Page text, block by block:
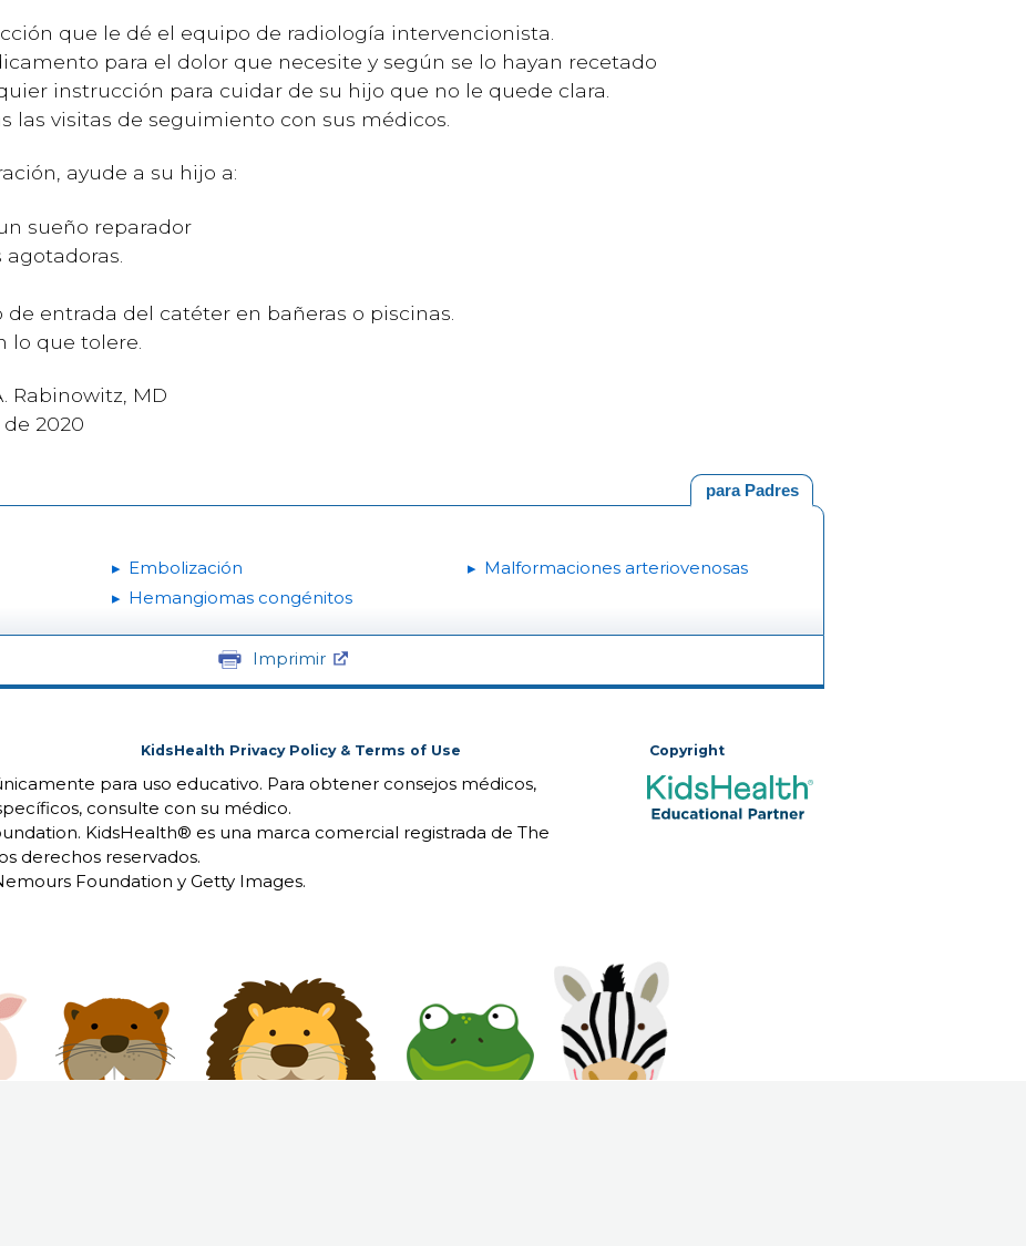
que le dé el equipo de radiología intervencionista.
para el dolor que necesite y según se lo hayan recetado
instrucción para cuidar de su hijo que no le quede clara.
las visitas de seguimiento con sus médicos.
ayude a su hijo a:
sueño reparador
entrada del catéter en bañeras o piscinas.
lo que tolere.
Rabinowitz, MD
2020
para Padres
Embolización
Hemangiomas congénitos
Malformaciones arteriovenosas
Imprimir
KidsHealth Privacy Policy & Terms of Use Copyright
para uso educativo. Para obtener consejos médicos,
consulte con su médico.
KidsHealth® es una marca comercial registrada de The
derechos reservados.
Foundation y Getty Images.